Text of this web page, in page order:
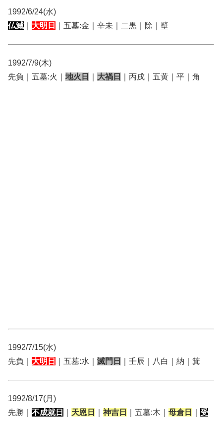
1992/6/24(水)
仏滅
大明日 ｜五墓:金｜辛未｜二黒｜除｜壁
1992/7/9(木)
先負｜五墓:火｜ 地火日 大禍日 ｜丙戌｜五黄｜平｜角
1992/7/15(水)
先負｜ 大明日 ｜五墓:水｜ 滅門日 ｜壬辰｜八白｜納｜箕
1992/8/17(月)
先勝｜ 不成就日 天恩日 神吉日 ｜五墓:木｜ 母倉日
受